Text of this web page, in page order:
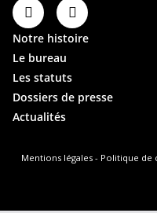
Notre histoire
Le bureau
Les statuts
Dossiers de presse
Actualités
Mentions légales - Politique de